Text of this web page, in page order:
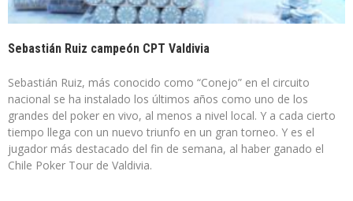
Sebastián Ruiz campeón CPT Valdivia
Sebastián Ruiz, más conocido como “Conejo” en el circuito
nacional se ha instalado los últimos años como uno de los
grandes del poker en vivo, al menos a nivel local. Y a cada cierto
tiempo llega con un nuevo triunfo en un gran torneo. Y es el
jugador más destacado del fin de semana, al haber ganado el
Chile Poker Tour de Valdivia.